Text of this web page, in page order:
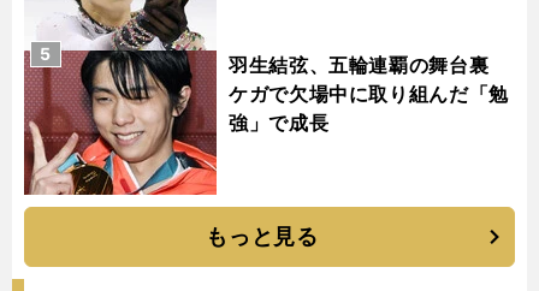
羽生結弦、五輪連覇の舞台裏
ケガで欠場中に取り組んだ「勉
強」で成長
5
もっと見る